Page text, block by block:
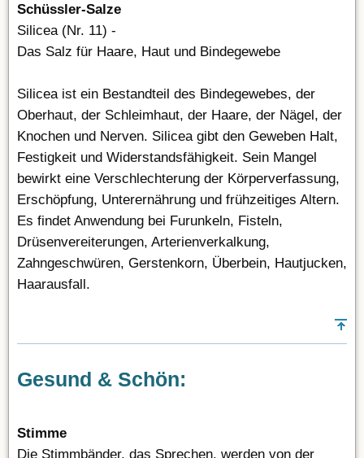
Schüssler-Salze
Silicea (Nr. 11) -
Das Salz für Haare, Haut und Bindegewebe
Silicea ist ein Bestandteil des Bindegewebes, der
Oberhaut, der Schleimhaut, der Haare, der Nägel, der
Knochen und Nerven. Silicea gibt den Geweben Halt,
Festigkeit und Widerstandsfähigkeit. Sein Mangel
bewirkt eine Verschlechterung der Körperverfassung,
Erschöpfung, Unterernährung und frühzeitiges Altern.
Es findet Anwendung bei Furunkeln, Fisteln,
Drüsenvereiterungen, Arterienverkalkung,
Zahngeschwüren, Gerstenkorn, Überbein, Hautjucken,
Haarausfall.
Gesund & Schön:
Stimme
Die Stimmbänder, das Sprechen, werden von der